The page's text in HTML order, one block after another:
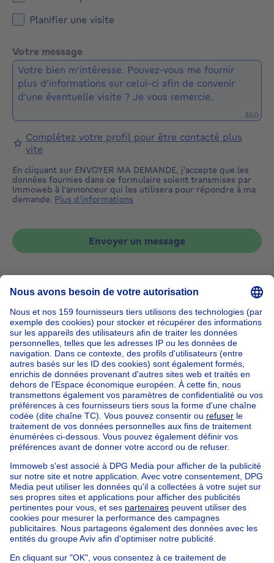
Planifier une visite
Votre message
360
Complétez votre profil pour être contacté plus
vite
En cliquant sur ENVOYER MA DEMANDE, j'accepte que les
données fournies dans ce formulaire soient transmises par
Immoweb à l'annonceur qui les utilisera pour répondre à ma
demande. Plus d'informations
Envoyer un message
Accueil Belgique
Brabant Flamand (province)
Hal-Vilvorde (arrondissement)
Acheter votre studio à Linkebeek
Nos maisons hors de la Belgique
Maison à vendre France
Maison à vendre Espagne
Maison à vendre Italie
Maison à vendre Luxembourg
Maison à vendre Pays-bas
Nos biens pas chèrsMaison à vendre pas cher
Appartements à louer pas cher
Nos biens à louer avec chambres
Appartement à vendre avec 3 chambres
Maison à vendre avec 3 chambres
Appartement à louer avec 3 chambres
Maison à louer avec 3 chambres
Appartement à louer avec 3 chambres Bruxelles-ville